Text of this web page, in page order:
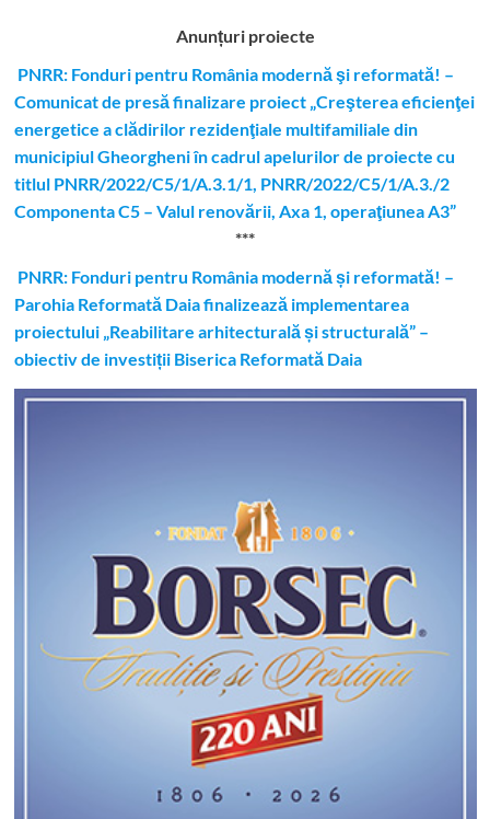
Anunțuri proiecte
PNRR: Fonduri pentru România modernă şi reformată! –
Comunicat de presă finalizare proiect „Creşterea eficienţei
energetice a clădirilor rezidenţiale multifamiliale din
municipiul Gheorgheni în cadrul apelurilor de proiecte cu
titlul PNRR/2022/C5/1/A.3.1/1, PNRR/2022/C5/1/A.3./2
Componenta C5 – Valul renovării, Axa 1, operaţiunea A3”
***
PNRR: Fonduri pentru România modernă și reformată! –
Parohia Reformată Daia finalizează implementarea
proiectului „Reabilitare arhitecturală și structurală” –
obiectiv de investiții Biserica Reformată Daia